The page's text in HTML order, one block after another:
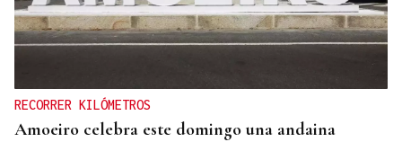
RECORRER KILÓMETROS
Amoeiro celebra este domingo una andaina